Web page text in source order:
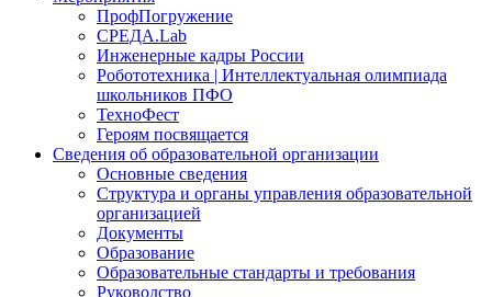
ПрофПогружение
СРЕДА.Lab
Инженерные кадры России
Робототехника | Интеллектуальная олимпиада
школьников ПФО
ТехноФест
Героям посвящается
Сведения об образовательной организации
Основные сведения
Структура и органы управления образовательной
организацией
Документы
Образование
Образовательные стандарты и требования
Руководство